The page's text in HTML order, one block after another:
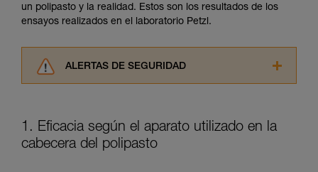
un polipasto y la realidad. Estos son los resultados de los
ensayos realizados en el laboratorio Petzl.
ALERTAS DE SEGURIDAD
consultarlo. Usted debe comprender la
información de la ficha técnica para poder
comprender este complemento informativo.
1. Eficacia según el aparato utilizado en la
cabecera del polipasto